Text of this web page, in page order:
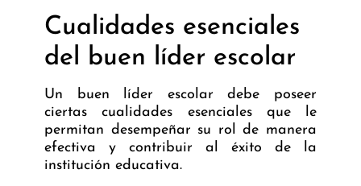
Cualidades esenciales
del buen líder escolar
Un buen líder escolar debe poseer
ciertas cualidades esenciales que le
permitan desempeñar su rol de manera
efectiva y contribuir al éxito de la
institución educativa.